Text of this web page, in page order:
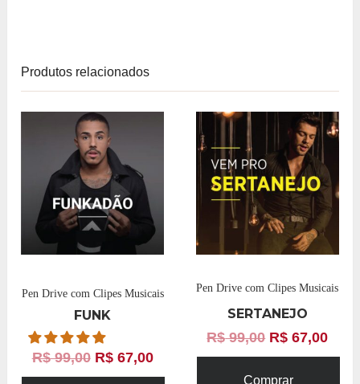
Produtos relacionados
Pen Drive com Clipes Musicais
FUNK
R$99,00 R$67,00
Pen Drive com Clipes Musicais
SERTANEJO
R$99,00 R$ 67,00
Comprar